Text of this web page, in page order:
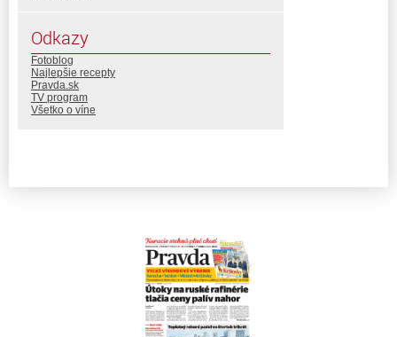
Odkazy
Fotoblog
Najlepšie recepty
Pravda.sk
TV program
Všetko o víne